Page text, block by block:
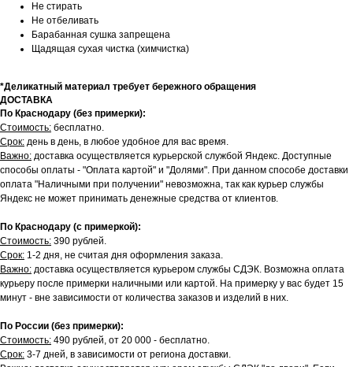
Не стирать
Не отбеливать
Барабанная сушка запрещена
Щадящая сухая чистка (химчистка)
*Деликатный материал требует бережного обращения
ДОСТАВКА
По Краснодару (без примерки):
Стоимость: бесплатно.
Срок: день в день, в любое удобное для вас время.
Важно: доставка осуществляется курьерской службой Яндекс. Доступные
способы оплаты - "Оплата картой" и "Долями". При данном способе доставки
оплата "Наличными при получении" невозможна, так как курьер службы
Яндекс не может принимать денежные средства от клиентов.
По Краснодару (с примеркой):
Стоимость: 390 рублей.
Срок: 1-2 дня, не считая дня оформления заказа.
Важно: доставка осуществляется курьером службы СДЭК. Возможна оплата
курьеру после примерки наличными или картой. На примерку у вас будет 15
минут - вне зависимости от количества заказов и изделий в них.
По России (без примерки):
Стоимость: 490 рублей, от 20 000 - бесплатно.
Срок: 3-7 дней, в зависимости от региона доставки.